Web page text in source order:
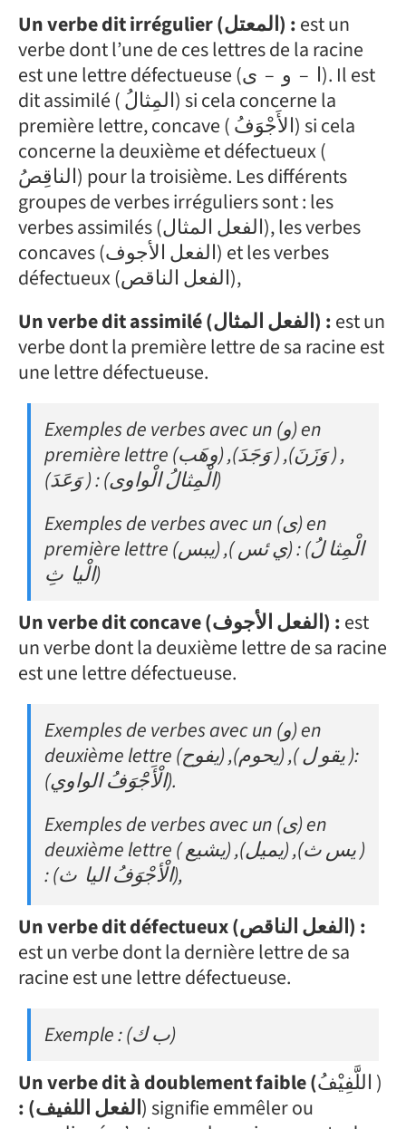
Un verbe dit irrégulier (المعتل) :est un
verbe dont l’une de ces lettres de la racine
est une lettre défectueuse (ا – و – ى). Il est
dit assimilé ( المِثالُ) si cela concerne la
première lettre, concave ( الأَجْوَفُ) si cela
concerne la deuxième et défectueux (
الناقِصُ) pour la troisième. Les différents
groupes de verbes irréguliers sont : les
verbes assimilés (الفعل المثال), les verbes
concaves (الفعل الأجوف) et les verbes
défectueux (الفعل الناقص),
Un verbe dit assimilé (الفعل المثال) :est un
verbe dont la première lettre de sa racine est
une lettre défectueuse.
Exemples de verbes avec un (و) en
première lettre (وهَب) ,(وَجَدَ ) ,(وَزَنَ ) ,
(وَعَدَ ) : (الْمِثالُ الْواوى)
Exemples de verbes avec un (ى) en
première lettre (يبس) ,( ي ئس) : (الْمِثا لُ
الْيا ثِ)
Un verbe dit concave (الفعل الأجوف) :est
un verbe dont la deuxième lettre de sa racine
est une lettre défectueuse.
Exemples de verbes avec un (و) en
deuxième lettre (يفوح) ,(يحوم) ,( يقو ل ):
(الْأَجَْوَفُ الواوي).
Exemples de verbes avec un (ى) en
deuxième lettre ( يشيع) ,(يميل) ,(يس ث )
: (الْأجْوَفُ الياث),
Un verbe dit
défectueux (الفعل الناقص) :
est un verbe dont la dernière lettre de sa
racine est une lettre défectueuse.
Exemple : (ب ك)
Un verbe dit à doublement faible (
اللَّفِيْفُ )
: (الفعل اللفيف) signifie emmêler ou